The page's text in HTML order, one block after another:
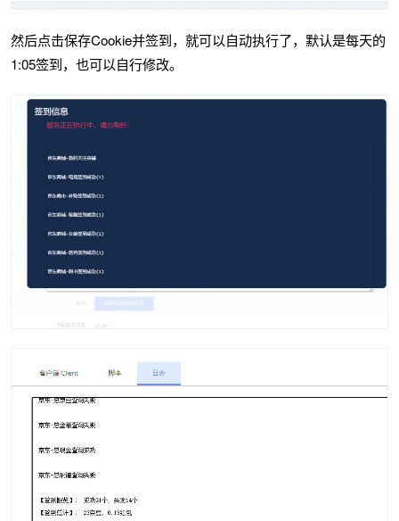
然后点击保存Cookie并签到，就可以自动执行了，默认是每天的
1:05签到，也可以自行修改。